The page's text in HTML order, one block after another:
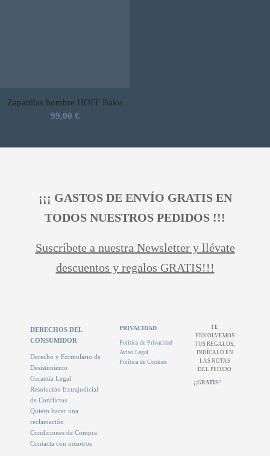
Zapatillas hombre HOFF Baku
99,00 €
¡¡¡ GASTOS DE ENVÍO GRATIS EN
TODOS NUESTROS PEDIDOS !!!
Suscríbete a nuestra Newsletter y llévate
descuentos y regalos GRATIS!!!
DERECHOS DEL
CONSUMIDOR
Derecho y Formulario de
Desistimiento
Garantía Legal
Resolución Extrajudicial
de Conflictos
Quiero hacer una
reclamación
Condiciones de Compra
Contacta con nosotros
PRIVACIDAD
Política de Privacidad
Aviso Legal
Política de Cookies
TE
ENVOLVEMOS
TUS REGALOS,
INDÍCALO EN
LAS NOTAS
DEL PEDIDO
¡¡GRATIS!!